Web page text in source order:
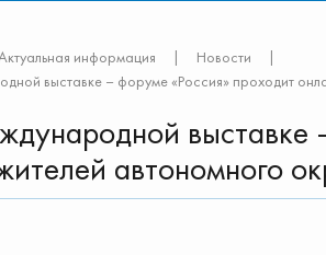
деятельность
О
работы
Снос
на
информация | Новости
|
выставке – форуме «Россия» проходит
выставке
автономного